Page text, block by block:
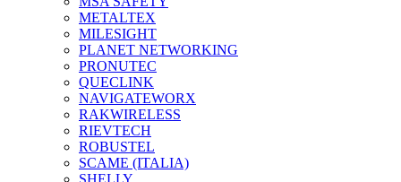
METALTEX
MILESIGHT
PLANET NETWORKING
PRONUTEC
QUECLINK
NAVIGATEWORX
RAKWIRELESS
RIEVTECH
ROBUSTEL
SCAME (ITALIA)
SHELLY